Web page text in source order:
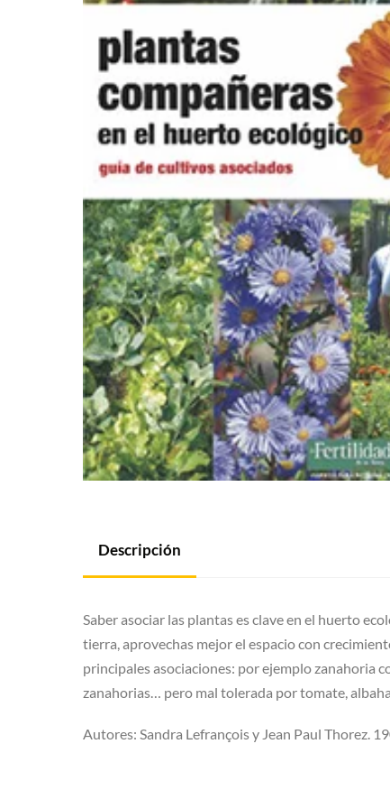
Descripción
Saber asociar las plantas es clave en el huerto
tierra, aprovechas mejor el espacio con
principales asociaciones: por ejemplo zanahoria
zanahorias… pero mal tolerada por tomate,
Autores: Sandra Lefrançois y Jean Paul Thorez.